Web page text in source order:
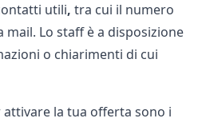
utili, tra cui il numero
mail. Lo staff è a disposizione
o chiarimenti di cui
attivare la tua offerta sono i